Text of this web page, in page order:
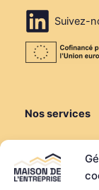
Suivez-
Nos services
Louer une
Louer un